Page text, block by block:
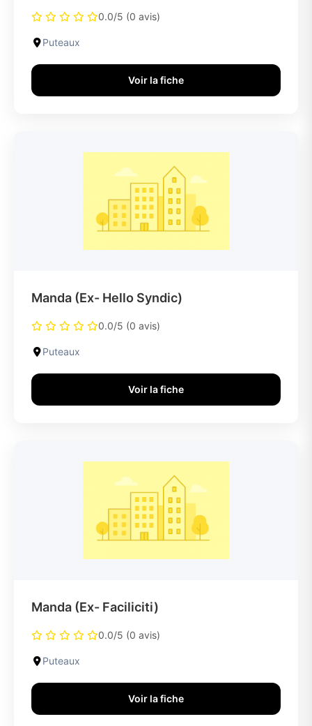
0.0/5 (0 avis)
Puteaux
Voir la fiche
Manda (Ex- Hello Syndic)
0.0/5 (0 avis)
Puteaux
Voir la fiche
Manda (Ex- Faciliciti)
0.0/5 (0 avis)
Puteaux
Voir la fiche